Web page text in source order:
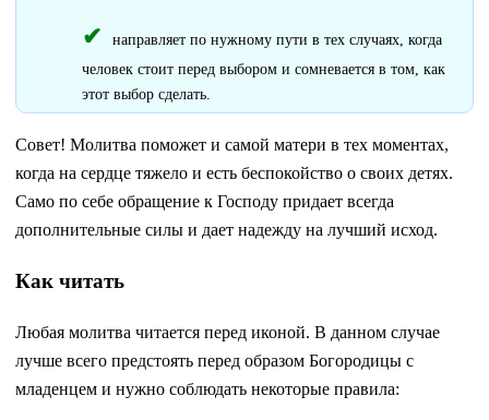
направляет по нужному пути в тех случаях, когда
человек стоит перед выбором и сомневается в том, как
этот выбор сделать.
Совет! Молитва поможет и самой матери в тех моментах,
когда на сердце тяжело и есть беспокойство о своих детях.
Само по себе обращение к Господу придает всегда
дополнительные силы и дает надежду на лучший исход.
Как читать
Любая молитва читается перед иконой. В данном случае
лучше всего предстоять перед образом Богородицы с
младенцем и нужно соблюдать некоторые правила: